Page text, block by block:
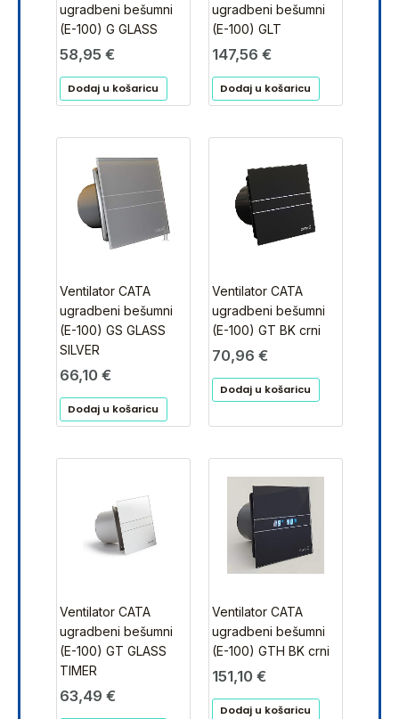
ugradbeni bešumni
(E-100) G GLASS
58,95 €
Dodaj u košaricu
ugradbeni bešumni
(E-100) GLT
147,56 €
Dodaj u košaricu
Ventilator CATA
ugradbeni bešumni
(E-100) GS GLASS
SILVER
66,10 €
Dodaj u košaricu
Ventilator CATA
ugradbeni bešumni
(E-100) GT BK crni
70,96 €
Dodaj u košaricu
Ventilator CATA
ugradbeni bešumni
(E-100) GT GLASS
TIMER
63,49 €
Ventilator CATA
ugradbeni bešumni
(E-100) GTH BK crni
151,10 €
Dodaj u košaricu